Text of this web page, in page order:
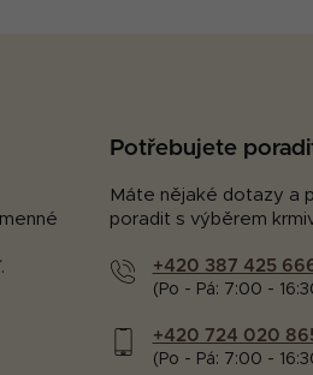
Potřebujete
Máte nějaké dotazy a
poradit s výběrem
+420 387 425
(Po - Pá: 7:00 -
+420 724 020
(Po - Pá: 7:00 -